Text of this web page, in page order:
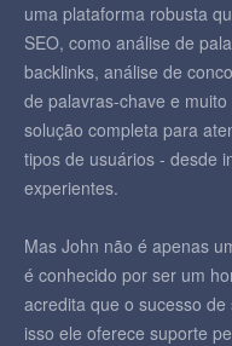
uma plataforma robusta
SEO, como análise de
backlinks, análise de
de palavras-chave e
solução completa para
tipos de usuários - desde
experientes.
Mas John não é apenas
é conhecido por ser um
acredita que o sucesso
isso ele oferece suporte